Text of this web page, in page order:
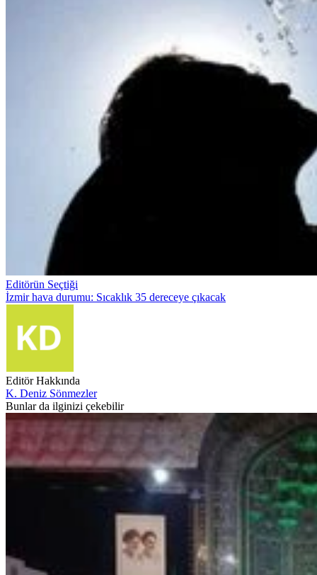
Editörün Seçtiği
İzmir hava durumu: Sıcaklık 35 dereceye çıkacak
Editör Hakkında
K. Deniz Sönmezler
Bunlar da ilginizi çekebilir